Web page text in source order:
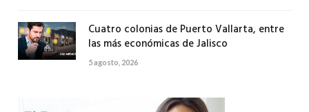
Cuatro colonias de Puerto Vallarta, entre
las más económicas de Jalisco
5 agosto, 2026